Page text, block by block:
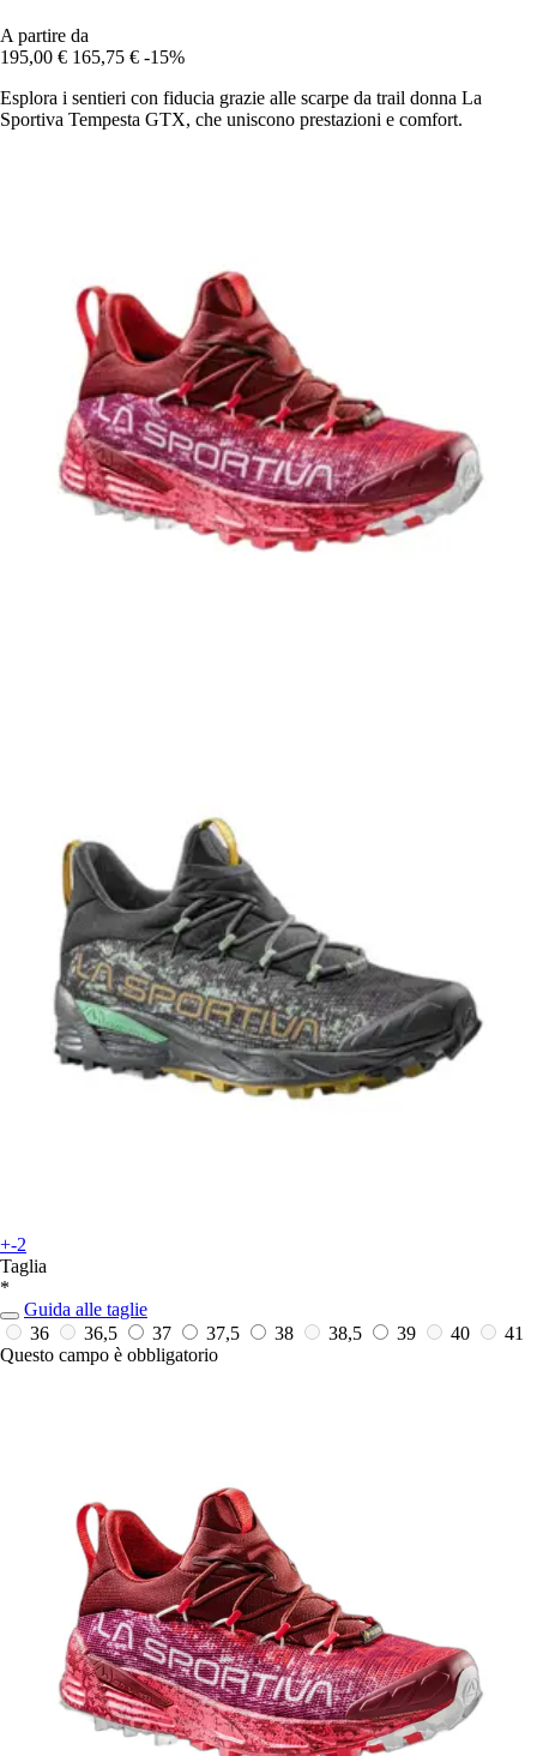
A partire da
195,00 € 165,75 € -15%
Esplora i sentieri con fiducia grazie alle scarpe da trail donna La
Sportiva Tempesta GTX, che uniscono prestazioni e comfort.
+-2
Taglia
*
Guida alle taglie
36
36,5 37 37,5 38 38,5 39 40
41
Questo campo è obbligatorio